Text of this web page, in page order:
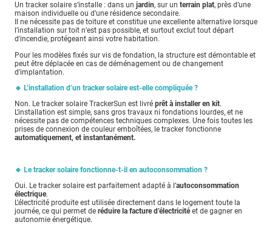
Un tracker solaire s’installe : dans un jardin, sur un terrain plat, près d’une
maison individuelle ou d’une résidence secondaire.
Il ne nécessite pas de toiture et constitue une excellente alternative lorsque
l’installation sur toit n’est pas possible, et surtout exclut tout départ
d'incendie, protégeant ainsi votre habitation.
Pour les modèles fixés sur vis de fondation, la structure est démontable et
peut être déplacée en cas de déménagement ou de changement
d'implantation.
🔹 L’installation d’un tracker solaire est-elle compliquée ?
Non. Le tracker solaire TrackerSun est livré prêt à installer en kit.
L’installation est simple, sans gros travaux ni fondations lourdes, et ne
nécessite pas de compétences techniques complexes. Une fois toutes les
prises de connexion de couleur emboîtées, le tracker fonctionne
automatiquement, et instantanément.
🔹 Le tracker solaire fonctionne-t-il en autoconsommation ?
Oui. Le tracker solaire est parfaitement adapté à l’autoconsommation
électrique.
L’électricité produite est utilisée directement dans le logement toute la
journée, ce qui permet de réduire la facture d’électricitéet de gagner en
autonomie énergétique.